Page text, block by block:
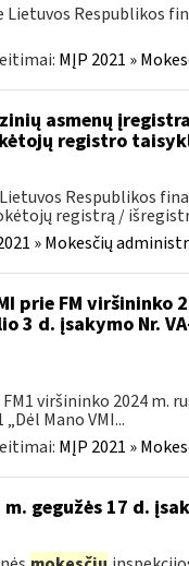
Lietuvos Respublikos
MĮP 2021 »
asmenų
registro
Respublikos
registrą /
» Mokesčių
prie FM viršininko
3 d. įsakymo Nr.
viršininko 2024 m.
Mano VMI...
MĮP 2021 »
gegužės 17 d.